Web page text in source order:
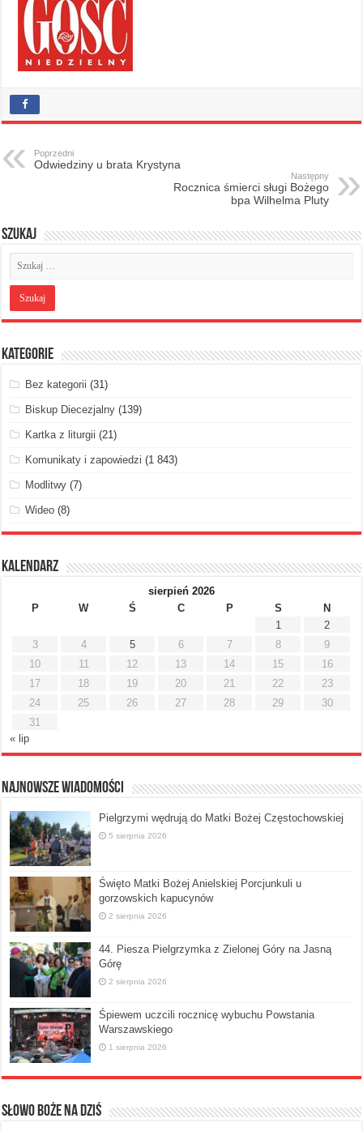
Poprzedni
Odwiedziny u brata Krystyna
Następny
Rocznica śmierci sługi Bożego
bpa Wilhelma Pluty
Szukaj
Kategorie
Bez kategorii (31)
Biskup Diecezjalny (139)
Kartka z liturgii (21)
Komunikaty i zapowiedzi (1 843)
Modlitwy (7)
Wideo (8)
Kalendarz
sierpień 2026
P
W Ś C P S
N
1
2
3
4 5 6 7 8
9
10
11 12 13 14 15
16
17
18 19 20 21 22
23
24
25 26 27 28 29
30
31
« lip
Najnowsze Wiadomości
Pielgrzymi wędrują do Matki Bożej Częstochowskiej
5 sierpnia 2026
Święto Matki Bożej Anielskiej Porcjunkuli u
gorzowskich kapucynów
2 sierpnia 2026
44. Piesza Pielgrzymka z Zielonej Góry na Jasną
Górę
2 sierpnia 2026
Śpiewem uczcili rocznicę wybuchu Powstania
Warszawskiego
1 sierpnia 2026
Słowo Boże na dziś